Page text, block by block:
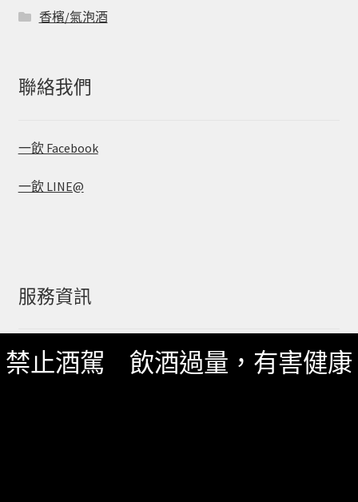
香檳/氣泡酒
聯絡我們
一飲 Facebook
一飲 LINE@
服務資訊
如何詢價
禁止酒駕 飲酒過量，有害健康